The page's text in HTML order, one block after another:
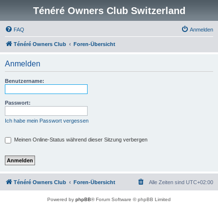
Ténéré Owners Club Switzerland
FAQ Anmelden
Ténéré Owners Club Foren-Übersicht
Anmelden
Benutzername:
Passwort:
Ich habe mein Passwort vergessen
Meinen Online-Status während dieser Sitzung verbergen
Ténéré Owners Club Foren-Übersicht Alle Zeiten sind UTC+02:00
Powered by phpBB® Forum Software © phpBB Limited